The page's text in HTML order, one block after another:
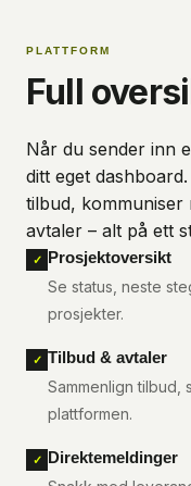
PLATTFORM
Full
Når du sender inn
ditt eget
tilbud, kommuniser
avtaler – alt på ett
✓ Prosjektoversikt
Se status, neste
prosjekter.
✓ Tilbud & avtaler
Sammenlign
plattformen.
✓ Direktemeldinger